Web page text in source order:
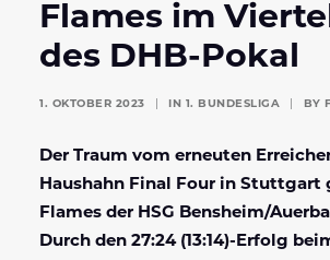
Flames im
des DHB-Pokal
1. OKTOBER 2023 IN 1. BUNDESLIGA BY
Der Traum vom erneuten
Haushahn Final Four in Stuttgart
Flames der HSG Bensheim/
Durch den 27:24 (13:14)-Erfolg